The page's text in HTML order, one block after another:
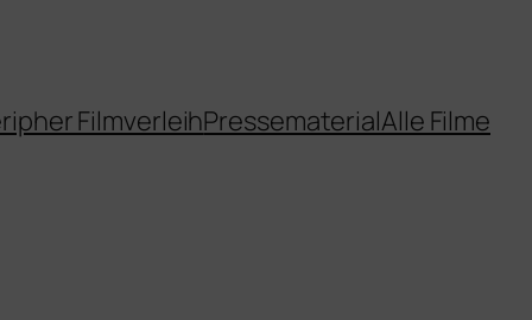
FilmverleihPressematerialAlle Filme